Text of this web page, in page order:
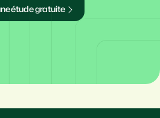
neétudegratuite